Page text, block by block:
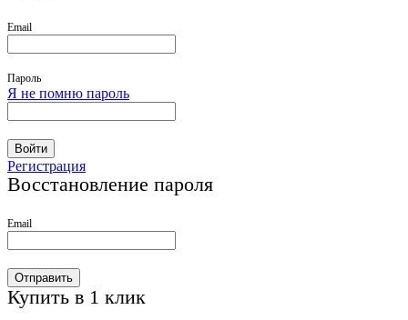
Email
Пароль
Я не помню пароль
Войти
Регистрация
Восстановление пароля
Email
Отправить
Купить в 1 клик